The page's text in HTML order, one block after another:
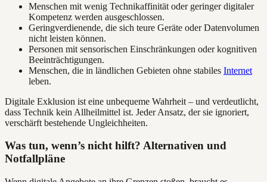
Menschen mit wenig Technikaffinität oder geringer digitaler
Kompetenz werden ausgeschlossen.
Geringverdienende, die sich teure Geräte oder Datenvolumen
nicht leisten können.
Personen mit sensorischen Einschränkungen oder kognitiven
Beeinträchtigungen.
Menschen, die in ländlichen Gebieten ohne stabiles Internet
leben.
Digitale Exklusion ist eine unbequeme Wahrheit – und verdeutlicht,
dass Technik kein Allheilmittel ist. Jeder Ansatz, der sie ignoriert,
verschärft bestehende Ungleichheiten.
Was tun, wenn’s nicht hilft? Alternativen und
Notfallpläne